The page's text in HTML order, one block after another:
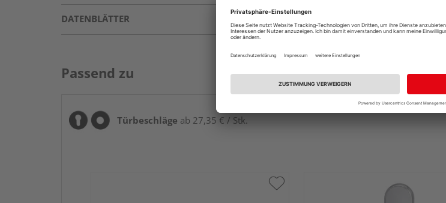
DATENBLÄTTER
Passend zu
Türbeschläge ab 27,35 € / Stk.